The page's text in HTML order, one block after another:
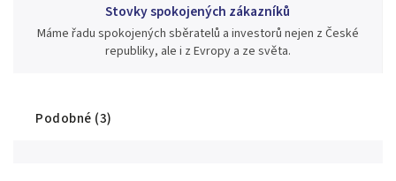
Stovky spokojených zákazníků
Máme řadu spokojených sběratelů a investorů nejen z České
republiky, ale i z Evropy a ze světa.
Podobné (3)